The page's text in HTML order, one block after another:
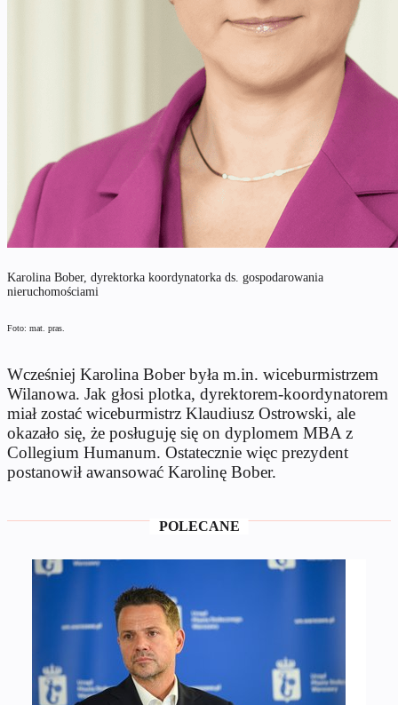
Karolina Bober, dyrektorka koordynatorka ds. gospodarowania
nieruchomościami
Foto: mat. pras.
Wcześniej Karolina Bober była m.in. wiceburmistrzem
Wilanowa. Jak głosi plotka, dyrektorem-koordynatorem
miał zostać wiceburmistrz Klaudiusz Ostrowski, ale
okazało się, że posługuję się on dyplomem MBA z
Collegium Humanum. Ostatecznie więc prezydent
postanowił awansować Karolinę Bober.
POLECANE